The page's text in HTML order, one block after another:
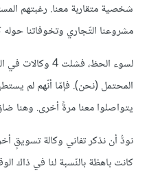
شخصية متقاربة معنا. رغبتهم
مشروعنا التّجاري وتخوفاتنا
لسوء الحظ، فشلت
المحتمل (نحن). فإمّا أنّهم لم
يتواصلوا معنا مرةً أخرى. وهنا
نودُّ أن نذكر تفاني وكالة تسويقٍ
كانت باهظة بالنّسبة لنا في ذاك